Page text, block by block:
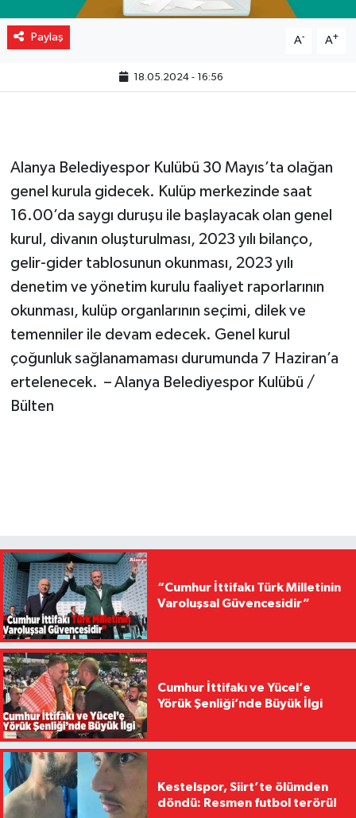
Paylaş A- A+
18.05.2024 - 16:56
Alanya Belediyespor Kulübü 30 Mayıs’ta olağan
genel kurula gidecek. Kulüp merkezinde saat
16.00’da saygı duruşu ile başlayacak olan genel
kurul, divanın oluşturulması, 2023 yılı bilanço,
gelir-gider tablosunun okunması, 2023 yılı
denetim ve yönetim kurulu faaliyet raporlarının
okunması, kulüp organlarının seçimi, dilek ve
temenniler ile devam edecek. Genel kurul
çoğunluk sağlanamaması durumunda 7 Haziran’a
ertelenecek. – Alanya Belediyespor Kulübü /
Bülten
“Cumhur İttifakı Türk Milletinin
Varoluşsal Güvencesidir”
Cumhur İttifakı ve Yücel’e
Yörük Şenliği’nde Büyük İlgi
Kestelspor, Siirt’te ölümden
döndü: Resmen futbol terörü!